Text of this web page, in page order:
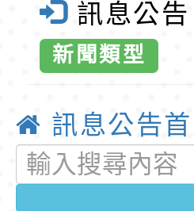
班教師助
梯特教代
公告(尚有
特殊教育
明手冊(
說明影片
轉知臺中
光城市手
走」動畫
本府115
員健康講
心」，請
清華光罩
動時代中
轉環境部
符
訊息公告
新聞類型
訊息公告